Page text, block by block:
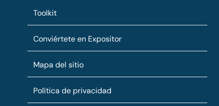
Toolkit
Conviértete en Expositor
Mapa del sitio
Política de privacidad